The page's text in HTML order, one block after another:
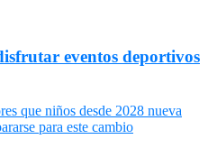
eventos deportivos